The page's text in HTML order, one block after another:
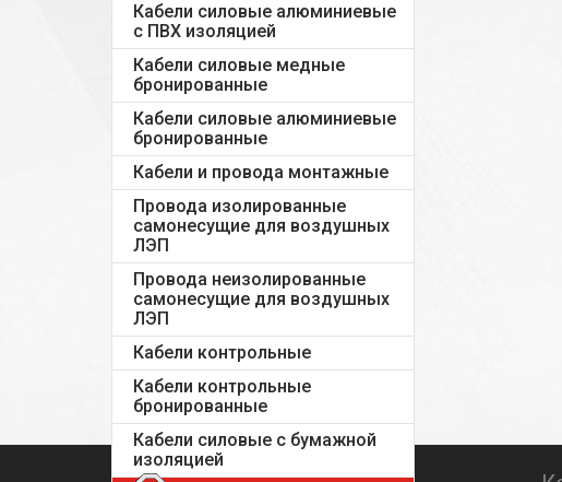
Кабели силовые алюминиевые
с ПВХ изоляцией
Кабели силовые медные
бронированные
Кабели силовые алюминиевые
бронированные
Кабели и провода монтажные
Провода изолированные
самонесущие для воздушных
ЛЭП
Провода неизолированные
самонесущие для воздушных
ЛЭП
Кабели контрольные
Кабели контрольные
бронированные
Кабели силовые с бумажной
изоляцией